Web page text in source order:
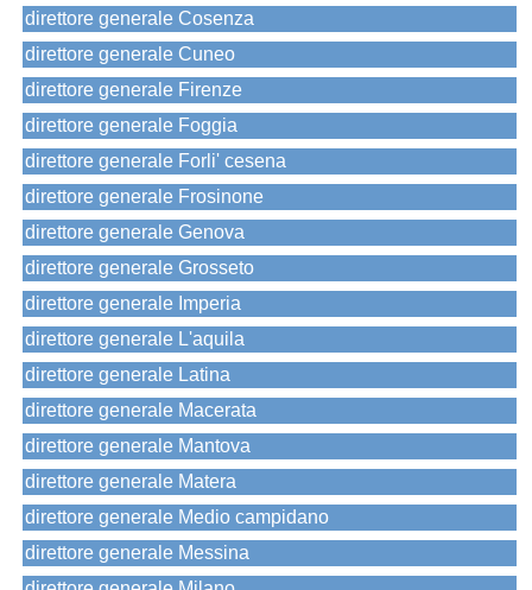
direttore generale Cosenza
direttore generale Cuneo
direttore generale Firenze
direttore generale Foggia
direttore generale Forli' cesena
direttore generale Frosinone
direttore generale Genova
direttore generale Grosseto
direttore generale Imperia
direttore generale L'aquila
direttore generale Latina
direttore generale Macerata
direttore generale Mantova
direttore generale Matera
direttore generale Medio campidano
direttore generale Messina